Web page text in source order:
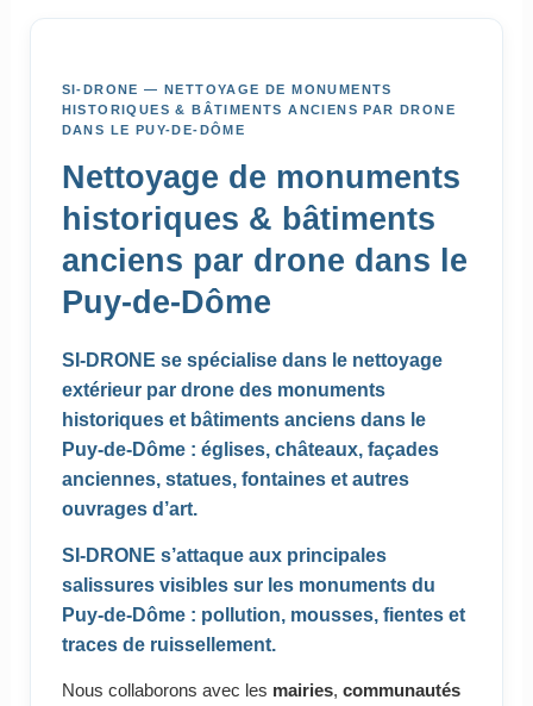
SI-DRONE — NETTOYAGE DE MONUMENTS
HISTORIQUES & BÂTIMENTS ANCIENS PAR DRONE
DANS LE PUY-DE-DÔME
Nettoyage de monuments
historiques & bâtiments
anciens par drone dans le
Puy-de-Dôme
SI-DRONE se spécialise dans le nettoyage
extérieur par drone des monuments
historiques et bâtiments anciens dans le
Puy-de-Dôme : églises, châteaux, façades
anciennes, statues, fontaines et autres
ouvrages d’art.
SI-DRONE s’attaque aux principales
salissures visibles sur les monuments du
Puy-de-Dôme : pollution, mousses, fientes et
traces de ruissellement.
Nous collaborons avec les mairies, communautés